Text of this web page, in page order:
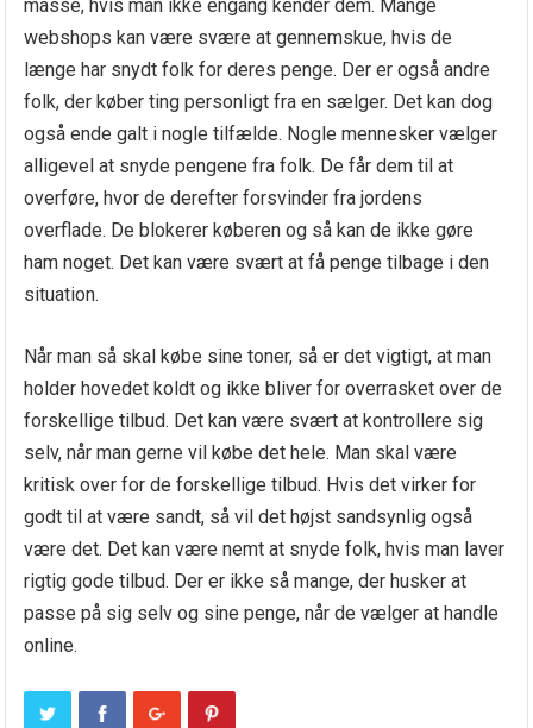
masse, hvis man ikke engang kender dem. Mange
webshops kan være svære at gennemskue, hvis de
længe har snydt folk for deres penge. Der er også andre
folk, der køber ting personligt fra en sælger. Det kan dog
også ende galt i nogle tilfælde. Nogle mennesker vælger
alligevel at snyde pengene fra folk. De får dem til at
overføre, hvor de derefter forsvinder fra jordens
overflade. De blokerer køberen og så kan de ikke gøre
ham noget. Det kan være svært at få penge tilbage i den
situation.
Når man så skal købe sine toner, så er det vigtigt, at man
holder hovedet koldt og ikke bliver for overrasket over de
forskellige tilbud. Det kan være svært at kontrollere sig
selv, når man gerne vil købe det hele. Man skal være
kritisk over for de forskellige tilbud. Hvis det virker for
godt til at være sandt, så vil det højst sandsynlig også
være det. Det kan være nemt at snyde folk, hvis man laver
rigtig gode tilbud. Der er ikke så mange, der husker at
passe på sig selv og sine penge, når de vælger at handle
online.